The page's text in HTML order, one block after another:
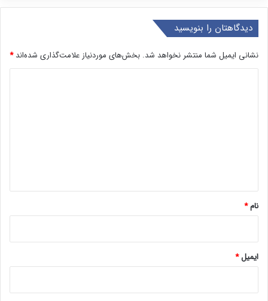
دیدگاهتان را بنویسید
نشانی ایمیل شما منتشر نخواهد شد. بخش‌های موردنیاز علامت‌گذاری شده‌اند*
نام*
ایمیل*